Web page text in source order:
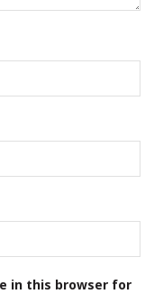
in this browser for